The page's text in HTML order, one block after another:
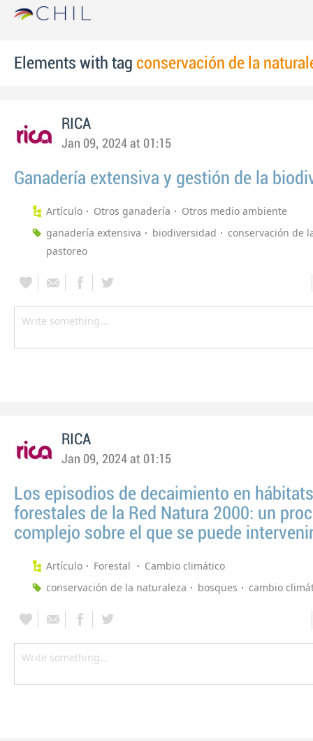
Elements with tag conservación de la
RICA
Jan 09, 2024 at 01:15
Ganadería extensiva y gestión de la
Artículo Otros ganadería
Otros medio ambiente
ganadería extensiva
biodiversidad
conservación de
pastoreo
RICA
Jan 09, 2024 at 01:15
Los episodios de decaimiento en hábitats
forestales de la Red Natura 2000: un
complejo sobre el que se puede
Artículo Forestal
Cambio climático
conservación de la naturaleza
bosques cambio